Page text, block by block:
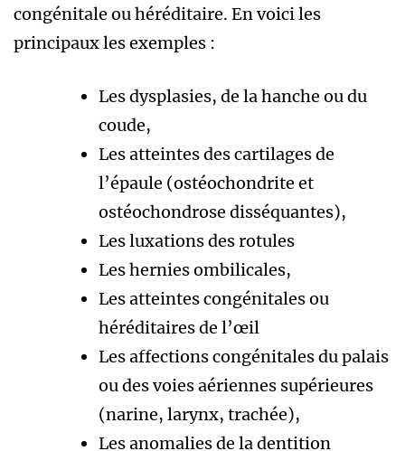
congénitale ou héréditaire. En voici les
principaux les exemples :
Les dysplasies, de la hanche ou du
coude,
Les atteintes des cartilages de
l’épaule (ostéochondrite et
ostéochondrose disséquantes),
Les luxations des rotules
Les hernies ombilicales,
Les atteintes congénitales ou
héréditaires de l’œil
Les affections congénitales du palais
ou des voies aériennes supérieures
(narine, larynx, trachée),
Les anomalies de la dentition